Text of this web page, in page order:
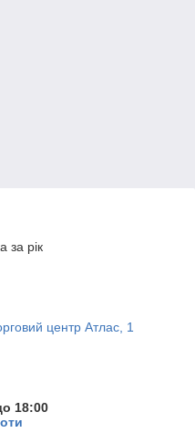
за рік
центр Атлас, 1
18:00